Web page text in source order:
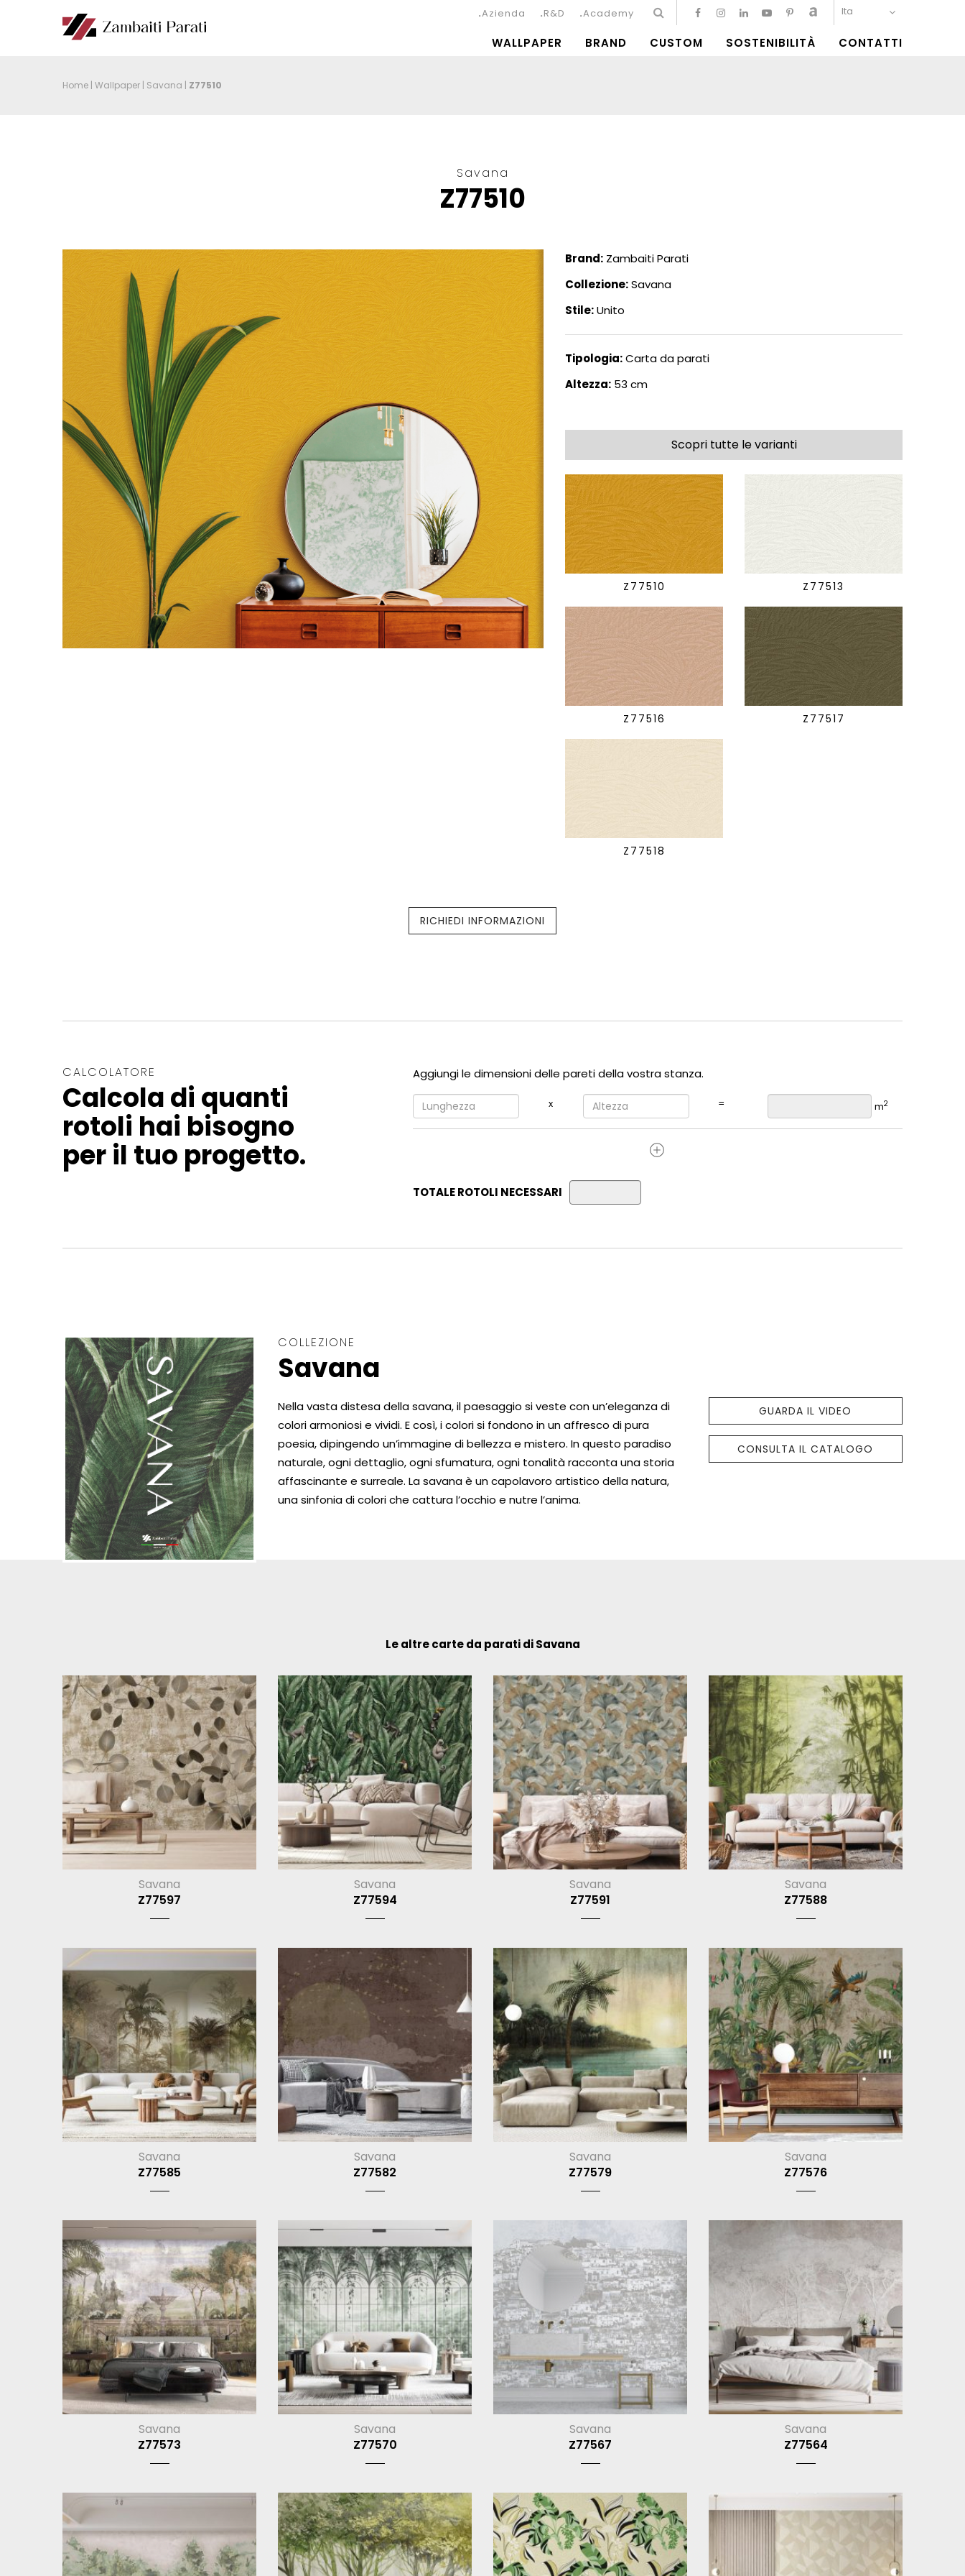
Ita
Azienda R&D Academy
WALLPAPER BRAND CUSTOM SOSTENIBILITÀ CONTATTI
Home | Wallpaper | Savana | Z77510
Savana
Z77510
Brand: Zambaiti Parati
Collezione:Savana
Stile:Unito
Tipologia:Carta da parati
Altezza: 53 cm
Scopri tutte le varianti
Z77510 Z77513
Z77516 Z77517
Z77518
RICHIEDI INFORMAZIONI
CALCOLATORE
Calcola di quanti
rotoli hai bisogno
per il tuo progetto.
Aggiungi le dimensioni delle pareti della vostra stanza.
x = m2
TOTALE ROTOLI NECESSARI
COLLEZIONE
Savana
Nella vasta distesa della savana, il paesaggio si veste con un’eleganza di
colori armoniosi e vividi. E così, i colori si fondono in un affresco di pura
poesia, dipingendo un’immagine di bellezza e mistero. In questo paradiso
naturale, ogni dettaglio, ogni sfumatura, ogni tonalità racconta una storia
affascinante e surreale. La savana è un capolavoro artistico della natura,
una sinfonia di colori che cattura l’occhio e nutre l’anima.
GUARDA IL VIDEO
CONSULTA IL CATALOGO
Le altre carte da parati di Savana
Savana
Z77597
Savana
Z77594
Savana
Z77591
Savana
Z77588
Savana
Z77585
Savana
Z77582
Savana
Z77579
Savana
Z77576
Savana
Z77573
Savana
Z77570
Savana
Z77567
Savana
Z77564